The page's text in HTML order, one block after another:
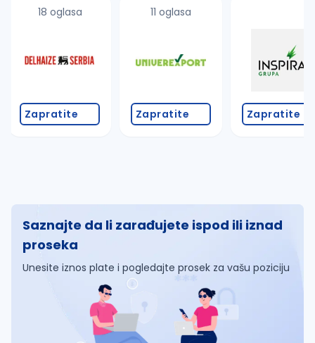
18 oglasa
Zapratite
11 oglasa
Zapratite Zapratite
Saznajte da li zarađujete ispod ili iznad
proseka
Unesite iznos plate i pogledajte prosek za vašu poziciju